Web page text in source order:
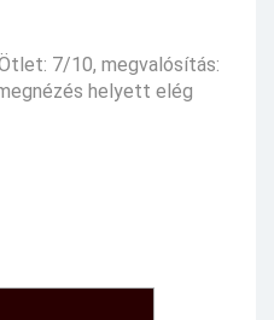
7/10, megvalósítás:
helyett elég